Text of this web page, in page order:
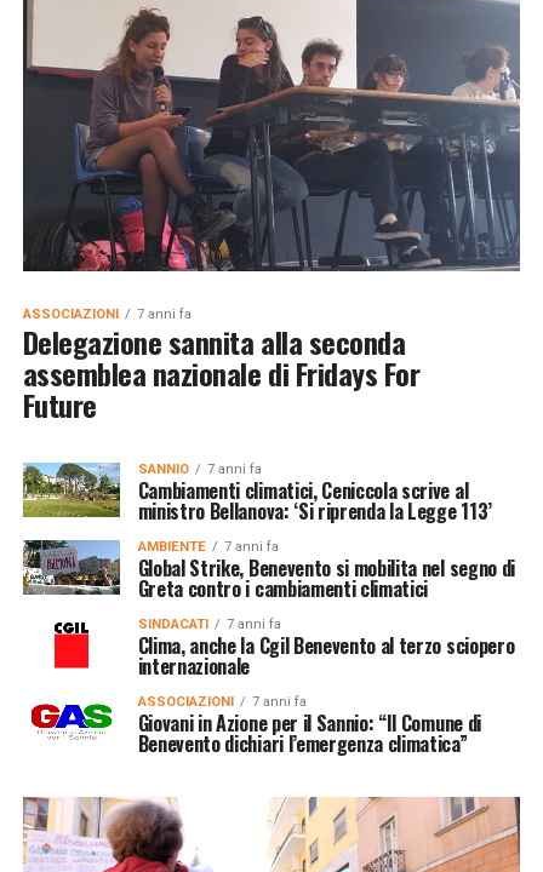
ASSOCIAZIONI 7 anni fa
Delegazione sannita alla seconda
assemblea nazionale di Fridays For
Future
SANNIO 7 anni fa
Cambiamenti climatici, Ceniccola scrive al
ministro Bellanova: ‘Si riprenda la Legge 113’
AMBIENTE 7 anni fa
Global Strike, Benevento si mobilita nel segno di
Greta contro i cambiamenti climatici
SINDACATI 7 anni fa
Clima, anche la Cgil Benevento al terzo sciopero
internazionale
ASSOCIAZIONI 7 anni fa
Giovani in Azione per il Sannio: “Il Comune di
Benevento dichiari l’emergenza climatica”